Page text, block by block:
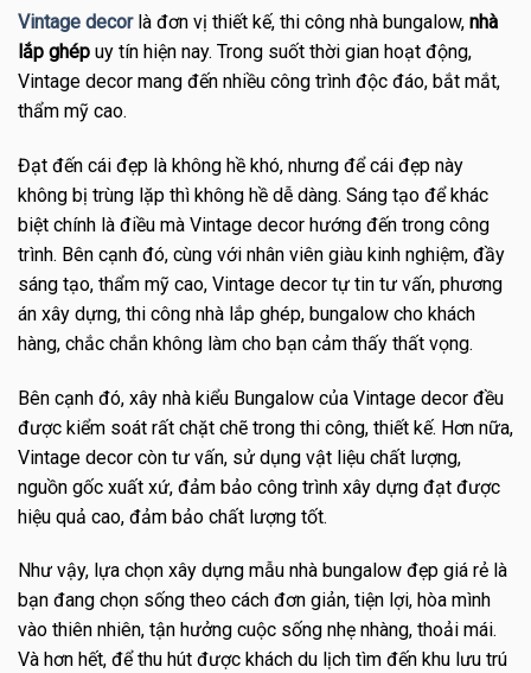
Vintage decor là đơn vị thiết kế, thi công nhà bungalow, nhà
lắp ghép uy tín hiện nay. Trong suốt thời gian hoạt động,
Vintage decor mang đến nhiều công trình độc đáo, bắt mắt,
thẩm mỹ cao.
Đạt đến cái đẹp là không hề khó, nhưng để cái đẹp này
không bị trùng lặp thì không hề dễ dàng. Sáng tạo để khác
biệt chính là điều mà Vintage decor hướng đến trong công
trình. Bên cạnh đó, cùng với nhân viên giàu kinh nghiệm, đầy
sáng tạo, thẩm mỹ cao, Vintage decor tự tin tư vấn, phương
án xây dựng, thi công nhà lắp ghép, bungalow cho khách
hàng, chắc chắn không làm cho bạn cảm thấy thất vọng.
Bên cạnh đó, xây nhà kiểu Bungalow của Vintage decor đều
được kiểm soát rất chặt chẽ trong thi công, thiết kế. Hơn nữa,
Vintage decor còn tư vấn, sử dụng vật liệu chất lượng,
nguồn gốc xuất xứ, đảm bảo công trình xây dựng đạt được
hiệu quả cao, đảm bảo chất lượng tốt.
Như vậy, lựa chọn xây dựng mẫu nhà bungalow đẹp giá rẻ là
bạn đang chọn sống theo cách đơn giản, tiện lợi, hòa mình
vào thiên nhiên, tận hưởng cuộc sống nhẹ nhàng, thoải mái.
Và hơn hết, để thu hút được khách du lịch tìm đến khu lưu trú